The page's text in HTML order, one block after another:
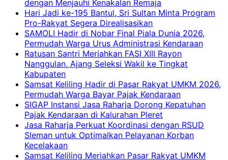
dengan Menjauhi Kenakalan Remaja
Hari Jadi ke-195 Bantul, Sri Sultan Minta Program
Pro-Rakyat Segera Direalisasikan
SAMOLI Hadir di Nobar Final Piala Dunia 2026,
Permudah Warga Urus Administrasi Kendaraan
Ratusan Santri Meriahkan FASI XIII Rayon
Nanggulan, Ajang Seleksi Wakil ke Tingkat
Kabupaten
Samsat Keliling Hadir di Pasar Rakyat UMKM 2026,
Permudah Warga Bayar Pajak Kendaraan
SIGAP Instansi Jasa Raharja Dorong Kepatuhan
Pajak Kendaraan di Kalurahan Pleret
Jasa Raharja Perkuat Koordinasi dengan RSUD
Sleman untuk Optimalkan Pelayanan Korban
Kecelakaan
Samsat Keliling Meriahkan Pasar Rakyat UMKM